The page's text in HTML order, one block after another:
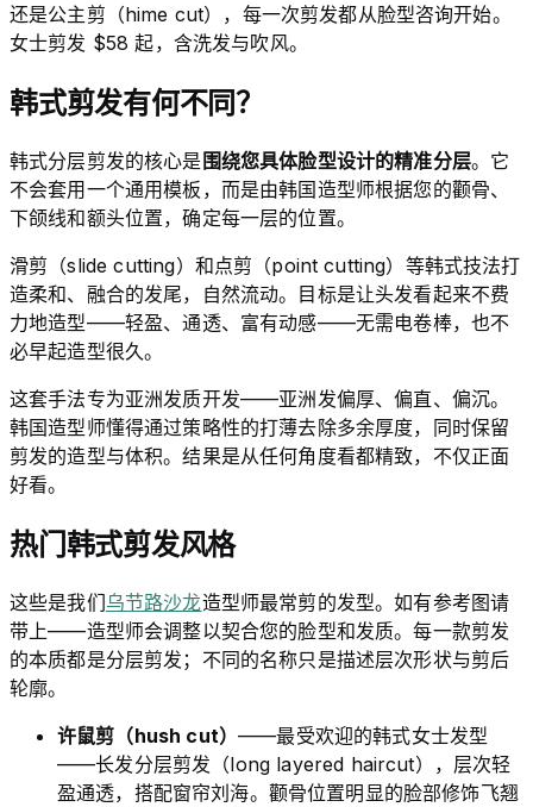
还是公主剪（hime cut），每一次剪发都从脸型咨询开始。
女士剪发 $58 起，含洗发与吹风。
韩式剪发有何不同？
韩式分层剪发的核心是围绕您具体脸型设计的精准分层。它
不会套用一个通用模板，而是由韩国造型师根据您的颧骨、
下颌线和额头位置，确定每一层的位置。
滑剪（slide cutting）和点剪（point cutting）等韩式技法打
造柔和、融合的发尾，自然流动。目标是让头发看起来不费
力地造型——轻盈、通透、富有动感——无需电卷棒，也不
必早起造型很久。
这套手法专为亚洲发质开发——亚洲发偏厚、偏直、偏沉。
韩国造型师懂得通过策略性的打薄去除多余厚度，同时保留
剪发的造型与体积。结果是从任何角度看都精致，不仅正面
好看。
热门韩式剪发风格
这些是我们乌节路沙龙造型师最常剪的发型。如有参考图请
带上——造型师会调整以契合您的脸型和发质。每一款剪发
的本质都是分层剪发；不同的名称只是描述层次形状与剪后
轮廓。
许鼠剪（hush cut）——最受欢迎的韩式女士发型
——长发分层剪发（long layered haircut），层次轻
盈通透，搭配窗帘刘海。颧骨位置明显的脸部修饰飞翘